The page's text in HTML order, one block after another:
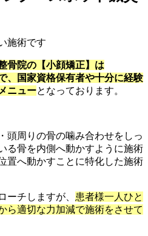
骨院の【小顔矯正】は
、国家資格保有者や十分に経験
ニューとなっております。
頭周りの骨の噛み合わせをしっ
る骨を内側へ動かすように施術
置へ動かすことに特化した施術
ーチしますが、 患者様一人ひと
ら適切な力加減で施術をさせて